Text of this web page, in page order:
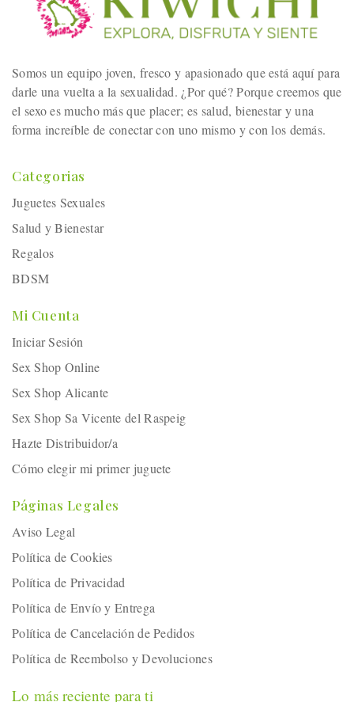
Somos un equipo joven, fresco y apasionado que está aquí para
darle una vuelta a la sexualidad. ¿Por qué? Porque creemos que
el sexo es mucho más que placer; es salud, bienestar y una
forma increíble de conectar con uno mismo y con los demás.
Categorias
Juguetes Sexuales
Salud y Bienestar
Regalos
BDSM
Mi Cuenta
Iniciar Sesión
Sex Shop Online
Sex Shop Alicante
Sex Shop Sa Vicente del Raspeig
Hazte Distribuidor/a
Cómo elegir mi primer juguete
Páginas Legales
Aviso Legal
Política de Cookies
Política de Privacidad
Política de Envío y Entrega
Política de Cancelación de Pedidos
Política de Reembolso y Devoluciones
Lo más reciente para ti